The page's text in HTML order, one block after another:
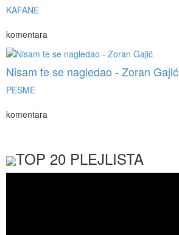
KAFANE
komentara
Nisam te se nagledao - Zoran Gajić
PESME
komentara
TOP 20 PLEJLISTA